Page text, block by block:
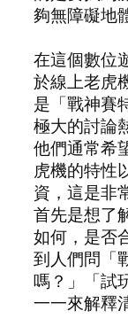
夠無障礙地
在這個數位
於線上老虎
是「戰神賽
極大的討論
他們通常希
虎機的特性
資，這是非
首先是想了
如何，是否
到人們問「
嗎？」「試
一一來解釋